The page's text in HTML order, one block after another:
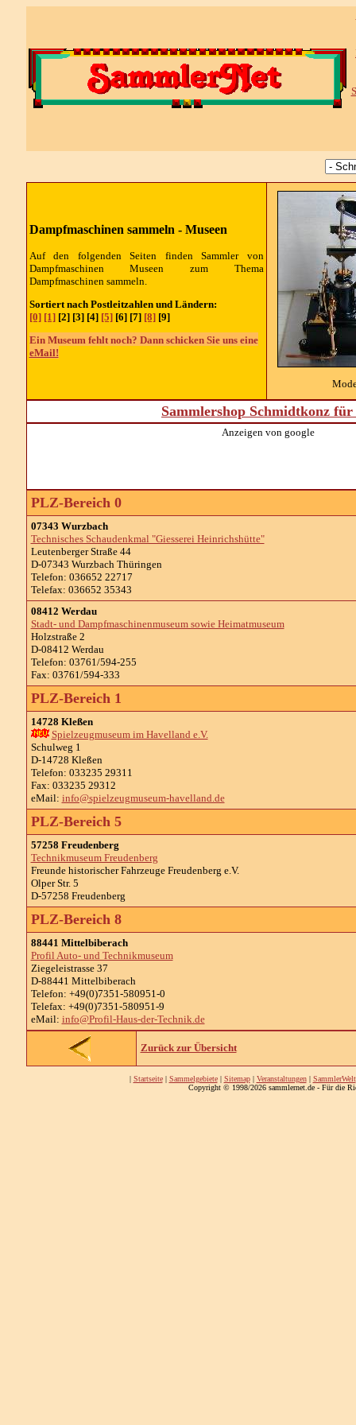
Dampfmaschinen sammeln - Museen
Auf den folgenden Seiten finden Sammler von
Dampfmaschinen Museen zum Thema
Dampfmaschinen sammeln.
Sortiert nach Postleitzahlen und Ländern:
[0] [1][2] [3] [4] [5][6] [7] [8][9]
Ein Museum fehlt noch? Dann schicken Sie uns eine
eMail!
Sammlershop Schmidtkonz
Anzeigen von google
PLZ-Bereich 0
07343 Wurzbach
Technisches Schaudenkmal "Giesserei Heinrichshütte"
Leutenberger Straße 44
D-07343 Wurzbach Thüringen
Telefon: 036652 22717
Telefax: 036652 35343
08412 Werdau
Stadt- und Dampfmaschinenmuseum sowie Heimatmuseum
Holzstraße 2
D-08412 Werdau
Telefon: 03761/594-255
Fax: 03761/594-333
PLZ-Bereich 1
14728 Kleßen
Spielzeugmuseum im Havelland e.V.
Schulweg 1
D-14728 Kleßen
Telefon: 033235 29311
Fax: 033235 29312
eMail: info@spielzeugmuseum-havelland.de
PLZ-Bereich 5
57258 Freudenberg
Technikmuseum Freudenberg
Freunde historischer Fahrzeuge Freudenberg e.V.
Olper Str. 5
D-57258 Freudenberg
PLZ-Bereich 8
88441 Mittelbiberach
Profil Auto- und Technikmuseum
Ziegeleistrasse 37
D-88441 Mittelbiberach
Telefon: +49(0)7351-580951-0
Telefax: +49(0)7351-580951-9
eMail: info@Profil-Haus-der-Technik.de
Zurück zur Übersicht
| Startseite| Sammelgebiete| Sitemap| Veranstaltungen| SammlerWelt
Copyright © 1998/2026 sammlernet.de - Für die